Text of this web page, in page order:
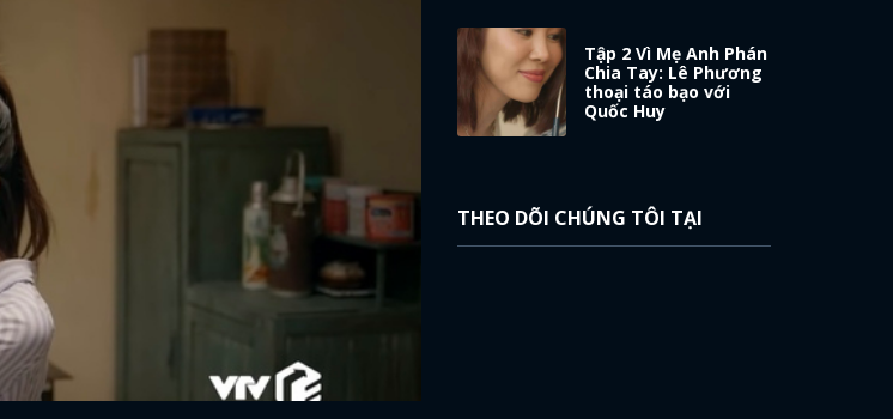
NHẬP
Tập 2 Vì Mẹ Anh Phán
Chia Tay: Lê Phương
thoại táo bạo với
Quốc Huy
THEO DÕI CHÚNG TÔI TẠI